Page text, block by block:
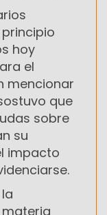
hoy
el
mencionar
que
sobre
su
impacto